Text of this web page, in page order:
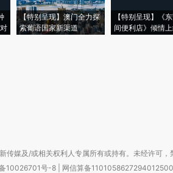
【特别呈现】澳门全力探
索葡语国家新渠道
【特别呈现】《
间便利店》倾情
传媒及/或相关权利人专属所有或持有。未经许可，
10026701号-8 网信算备